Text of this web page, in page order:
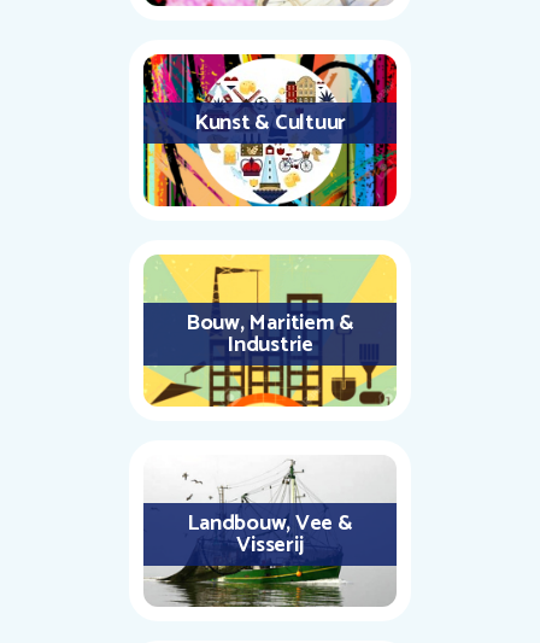
Kunst & Cultuur
Bouw, Maritiem &
Industrie
Landbouw, Vee &
Visserij